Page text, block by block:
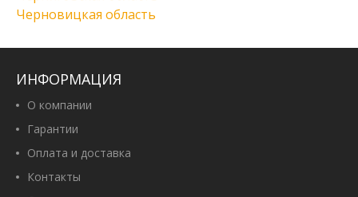
Черновицкая область
ИНФОРМАЦИЯ
О компании
Гарантии
Оплата и доставка
Контакты